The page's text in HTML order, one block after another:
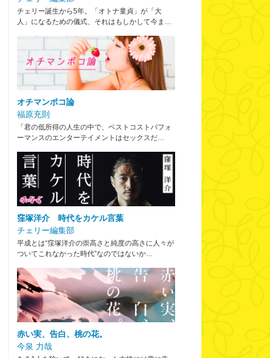
チェリー誕生から5年。「オトナ童貞」が「大
人」になるための儀式、それはもしかして今ま…
オチマンポコ論
福原充則
「君の低所得の人生の中で、ベストコストパフォ
ーマンスのエンターテイメントはセックスだ…
窪塚洋介 時代をカケル言葉
チェリー編集部
平成とは“窪塚洋介の崇高さと純度の高さに人々が
ついてこれなかった時代”なのではないか…
赤い実、告白、桃の花。
今泉 力哉